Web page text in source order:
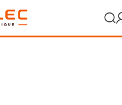
tressé et flexibar